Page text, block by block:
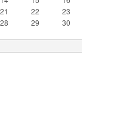
21 22
23
28 29
30